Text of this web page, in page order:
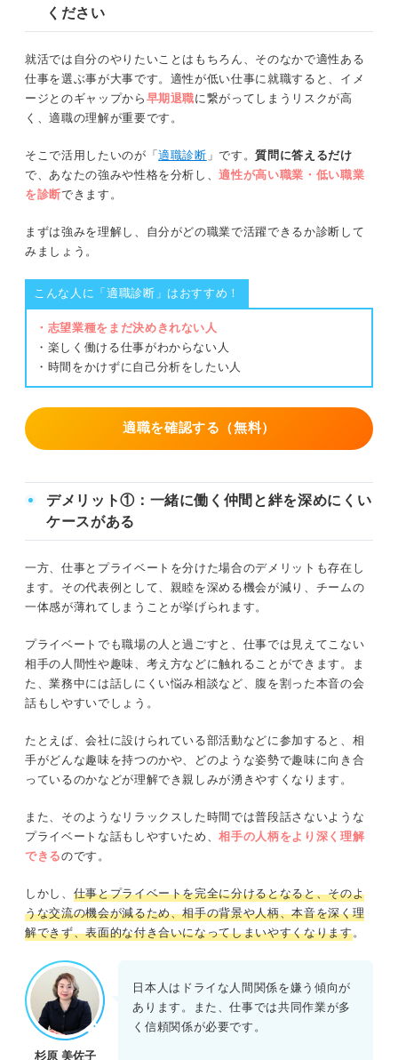
ください
就活では自分のやりたいことはもちろん、そのなかで適性ある
仕事を選ぶ事が大事です。適性が低い仕事に就職すると、イメ
ージとのギャップから 早期退職に繋がってしまうリスクが高
く、適職の理解が重要です。
そこで活用したいのが「適職診断 」です。質問に答えるだけ
で、あなたの強みや性格を分析し、適性が高い職業・低い職業
を診断できます。
まずは強みを理解し、自分がどの職業で活躍できるか診断して
みましょう。
こんな人に「適職診断」はおすすめ！
・志望業種をまだ決めきれない人
・楽しく働ける仕事がわからない人
・時間をかけずに自己分析をしたい人
適職を確認する（無料）
デメリット①：一緒に働く仲間と絆を深めにくい
ケースがある
一方、仕事とプライベートを分けた場合のデメリットも存在し
ます。その代表例として、親睦を深める機会が減り、チームの
一体感が薄れてしまうことが挙げられます。
プライベートでも職場の人と過ごすと、仕事では見えてこない
相手の人間性や趣味、考え方などに触れることができます。ま
た、業務中には話しにくい悩み相談など、腹を割った本音の会
話もしやすいでしょう。
たとえば、会社に設けられている部活動などに参加すると、相
手がどんな趣味を持つのかや、どのような姿勢で趣味に向き合
っているのかなどが理解でき親しみが湧きやすくなります。
また、そのようなリラックスした時間では普段話さないような
プライベートな話もしやすいため、相手の人柄をより深く理解
できるのです。
しかし、 仕事とプライベートを完全に分けるとなると、そのよ
うな交流の機会が減るため、相手の背景や人柄、本音を深く理
解できず、表面的な付き合いになってしまいやすくなります。
杉原 美佐子
日本人はドライな人間関係を嫌う傾向が
あります。また、仕事では共同作業が多
く信頼関係が必要です。